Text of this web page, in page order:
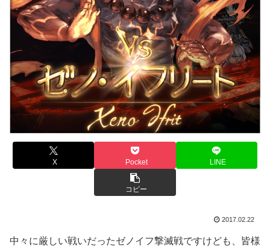
X Pocket LINE
コピー
2017.02.22
中々に厳しい戦いだったゼノイフ撃滅戦ですけども、皆様